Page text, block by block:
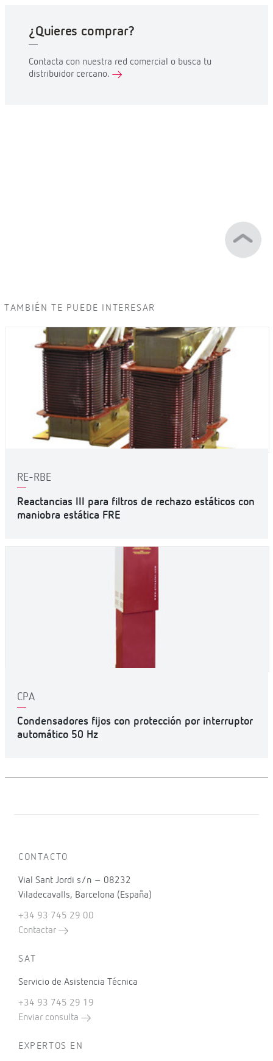
¿Quieres comprar?
Contacta con nuestra red comercial o busca tu
distribuidor cercano.
TAMBIÉN TE PUEDE INTERESAR
RE-RBE
Reactancias III para filtros de rechazo estáticos con
maniobra estática FRE
CPA
Condensadores fijos con protección por interruptor
automático 50 Hz
CONTACTO
Vial Sant Jordi s/n – 08232
Viladecavalls, Barcelona (España)
+34 93 745 29 00
Contactar
SAT
Servicio de Asistencia Técnica
+34 93 745 29 19
Enviar consulta
EXPERTOS EN